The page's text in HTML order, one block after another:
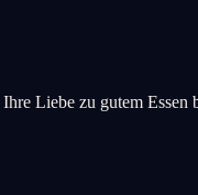
Liebe zu gutem